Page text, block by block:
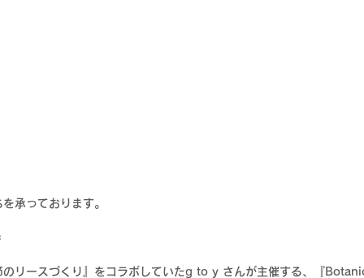
承っております。
のリースづくり』をコラボしていたg to y さんが主催する、『